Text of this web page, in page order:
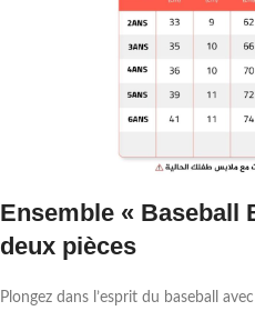
Ensemble « Baseball
deux pièces
Plongez dans l’esprit du baseball